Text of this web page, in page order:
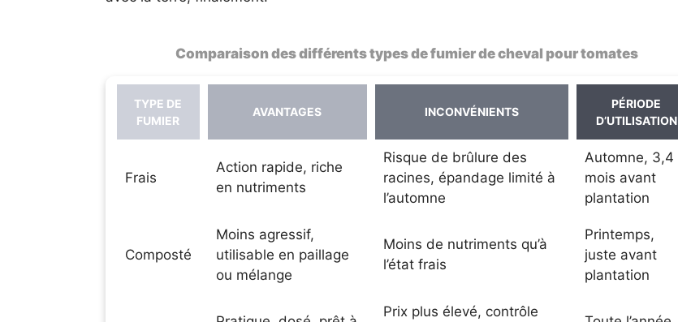
Comparaison des différents types de fumier de cheval pour tomates
TYPE DE
FUMIER
AVANTAGES INCONVÉNIENTS
PÉRIODE
D’UTILISATION
Frais
Action rapide, riche
en nutriments
Risque de brûlure des
racines, épandage limité à
l’automne
Automne, 3,4
mois avant
plantation
Composté
Moins agressif,
utilisable en paillage
ou mélange
Moins de nutriments qu’à
l’état frais
Printemps,
juste avant
plantation
Prix plus élevé, contrôle